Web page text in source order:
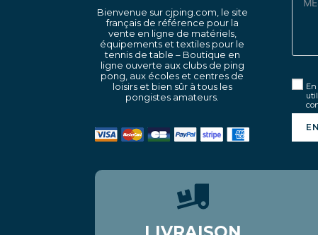
Bienvenue sur cjping.com, le site
français de référence pour la
vente en ligne de matériels,
équipements et textiles pour le
tennis de table – Boutique en
ligne ouverte aux clubs de ping
pong, aux écoles et centres de
loisirs et bien sûr à tous les
pongistes amateurs.